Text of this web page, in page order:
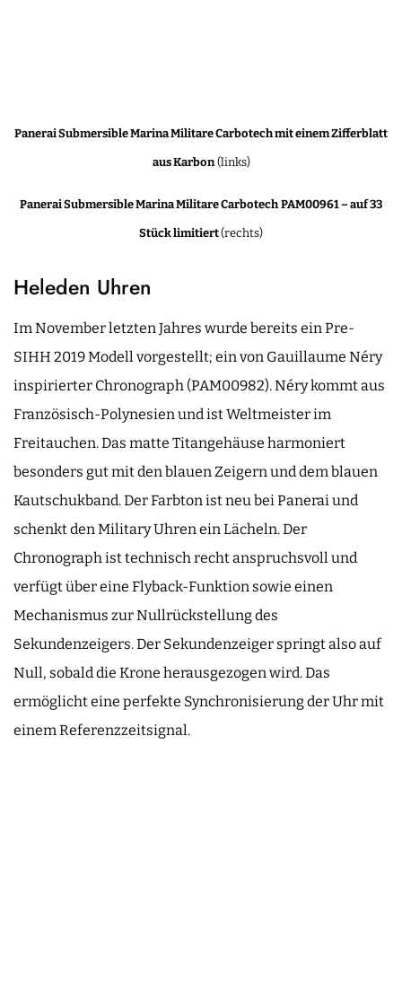
Panerai Submersible Marina Militare Carbotech mit einem Zifferblatt
aus Karbon(links)
Panerai Submersible Marina Militare Carbotech PAM00961 – auf 33
Stück limitiert(rechts)
Heleden Uhren
Im November letzten Jahres wurde bereits ein Pre-
SIHH 2019 Modell vorgestellt; ein von Gauillaume Néry
inspirierter Chronograph (PAM00982). Néry kommt aus
Französisch-Polynesien und ist Weltmeister im
Freitauchen. Das matte Titangehäuse harmoniert
besonders gut mit den blauen Zeigern und dem blauen
Kautschukband. Der Farbton ist neu bei Panerai und
schenkt den Military Uhren ein Lächeln. Der
Chronograph ist technisch recht anspruchsvoll und
verfügt über eine Flyback-Funktion sowie einen
Mechanismus zur Nullrückstellung des
Sekundenzeigers. Der Sekundenzeiger springt also auf
Null, sobald die Krone herausgezogen wird. Das
ermöglicht eine perfekte Synchronisierung der Uhr mit
einem Referenzzeitsignal.